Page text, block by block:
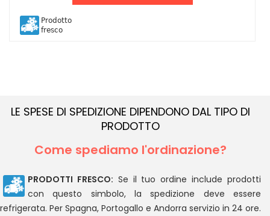
Prodotto
fresco
LE SPESE DI SPEDIZIONE DIPENDONO DAL TIPO DI
PRODOTTO
Come spediamo l'ordinazione?
PRODOTTI FRESCO: Se il tuo ordine include prodotti
con questo simbolo, la spedizione deve essere
refrigerata. Per Spagna, Portogallo e Andorra servizio in 24 ore.